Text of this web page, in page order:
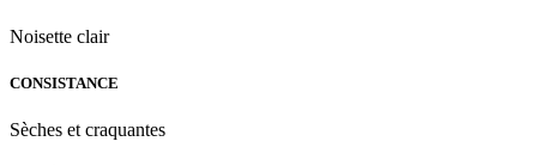
Noisette clair
CONSISTANCE
Sèches et craquantes